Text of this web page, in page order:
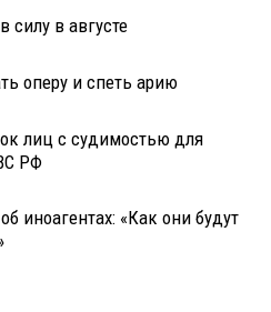
в августе
оперу и спеть арию
лиц с судимостью для
РФ
иноагентах: «Как они будут